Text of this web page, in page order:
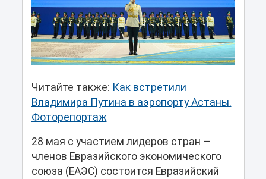
Читайте также: Как встретили
Владимира Путина в аэропорту Астаны.
Фоторепортаж
28 мая с участием лидеров стран —
членов Евразийского экономического
союза (ЕАЭС) состоится Евразийский